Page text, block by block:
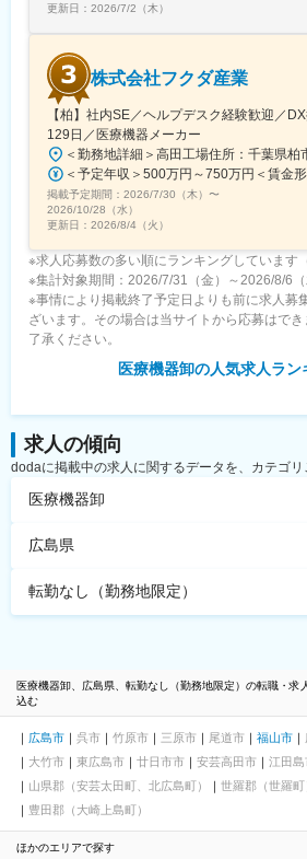
更新日： 2026/7/2（木）
株式会社フクダ産業
【柏】社内SE／ヘルプデスク経験歓迎／
129日／医療機器メーカー
掲載予定期間： 2026/7/30（木） 〜
2026/10/28（水）
更新日： 2026/8/4（火）
※求人応募数の多い順にランキングしています
※集計対象期間：2026/7/31（金）～2026/8/6（
※事情により掲載終了予定日よりも前に求人募
ざいます。その場合は当サイトから応募はで
了承ください。
医療機器卸の人気求人ラン
求人の傾向
dodaに掲載中の求人に関するデータを、カテゴリ
医療機器卸
広島県
転勤なし（勤務地限定）
医療機器卸、広島県、転勤なし（勤務地限定）の転職・求
込む
広島市 呉市 竹原市 三原市 尾道市 福山市
大竹市
東広島市 廿日市市 安芸高田市 江田島
山県郡（安芸太田町、北広島町）
世羅郡（世羅町
豊田郡（大崎上島町）
ほかのエリアで探す